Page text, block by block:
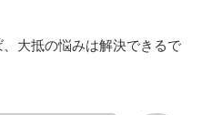
、大抵の悩みは解決できるで